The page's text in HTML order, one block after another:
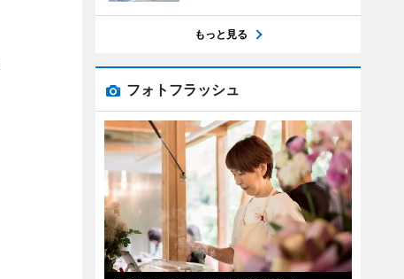
もっと見る
フォトフラッシュ